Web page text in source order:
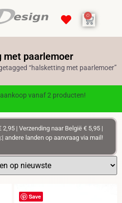
0
met paarlemoer
“halsketting met paarlemoer”
vanaf 2 producten!
| Verzending naar België € 5,95 |
andere landen op aanvraag via mail!
Save